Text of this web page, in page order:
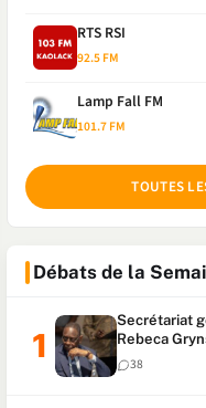
RTS RSI
92.5 FM
Lamp Fall FM
101.7 FM
TOUTES
Débats de la
Secrétariat
Rebeca
vote, Macky
38